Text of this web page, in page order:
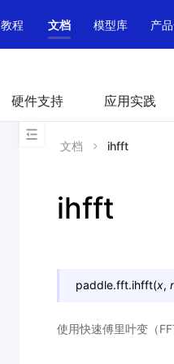
教程 文档 模型库 产
硬件支持 应用实践
文档 ihfft
ihfft
paddle.fft.ihfft(x,
使用快速傅里叶变（